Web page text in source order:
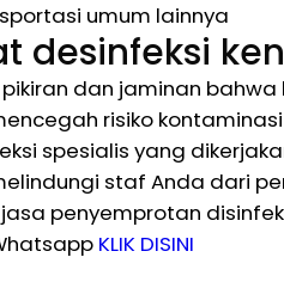
umum lainnya
desinfeksi
dan jaminan
risiko
spesialis yang
staf Anda dari
penyemprotan
KLIK DISINI